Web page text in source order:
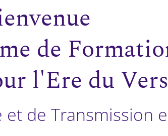
de
l'Ere du
de Transmission